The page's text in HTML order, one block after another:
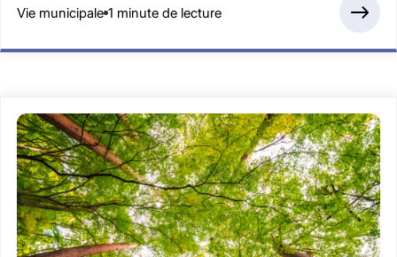
Vie municipale 1 minute de lecture